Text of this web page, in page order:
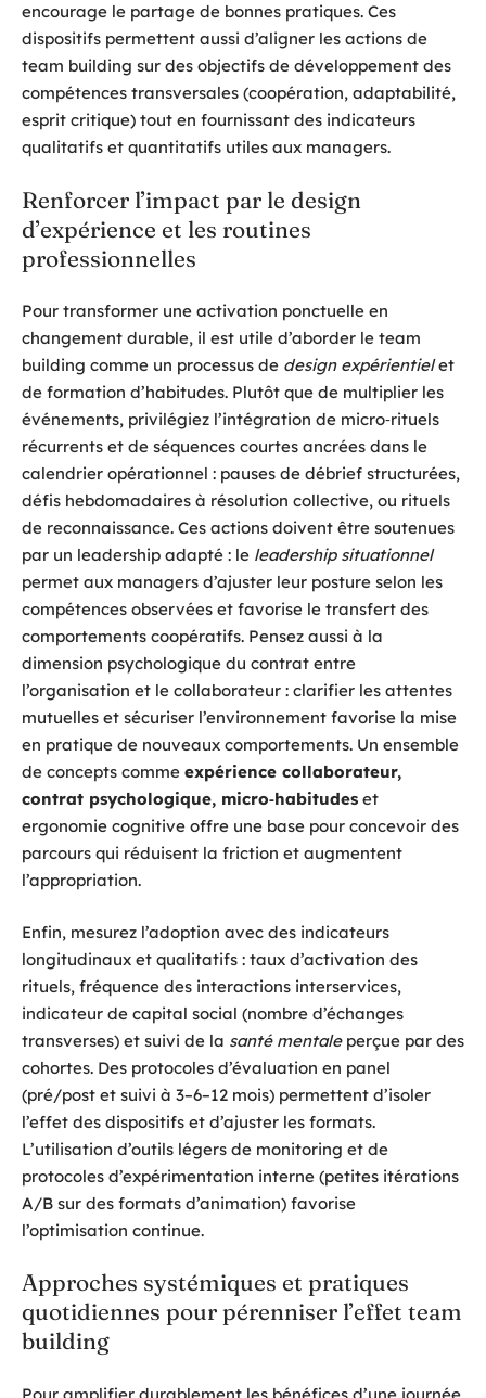
encourage le partage de bonnes pratiques. Ces
dispositifs permettent aussi d’aligner les actions de
team building sur des objectifs de développement des
compétences transversales (coopération, adaptabilité,
esprit critique) tout en fournissant des indicateurs
qualitatifs et quantitatifs utiles aux managers.
Renforcer l’impact par le design
d’expérience et les routines
professionnelles
Pour transformer une activation ponctuelle en
changement durable, il est utile d’aborder le team
building comme un processus de design expérientielet
de formation d’habitudes. Plutôt que de multiplier les
événements, privilégiez l’intégration de micro‑rituels
récurrents et de séquences courtes ancrées dans le
calendrier opérationnel : pauses de débrief structurées,
défis hebdomadaires à résolution collective, ou rituels
de reconnaissance. Ces actions doivent être soutenues
par un leadership adapté : le leadership situationnel
permet aux managers d’ajuster leur posture selon les
compétences observées et favorise le transfert des
comportements coopératifs. Pensez aussi à la
dimension psychologique du contrat entre
l’organisation et le collaborateur : clarifier les attentes
mutuelles et sécuriser l’environnement favorise la mise
en pratique de nouveaux comportements. Un ensemble
de concepts comme expérience collaborateur,
contrat psychologique, micro‑habitudes et
ergonomie cognitive offre une base pour concevoir des
parcours qui réduisent la friction et augmentent
l’appropriation.
Enfin, mesurez l’adoption avec des indicateurs
longitudinaux et qualitatifs : taux d’activation des
rituels, fréquence des interactions interservices,
indicateur de capital social (nombre d’échanges
transverses) et suivi de la santé mentaleperçue par des
cohortes. Des protocoles d’évaluation en panel
(pré/post et suivi à 3–6–12 mois) permettent d’isoler
l’effet des dispositifs et d’ajuster les formats.
L’utilisation d’outils légers de monitoring et de
protocoles d’expérimentation interne (petites itérations
A/B sur des formats d’animation) favorise
l’optimisation continue.
Approches systémiques et pratiques
quotidiennes pour pérenniser l’effet team
building